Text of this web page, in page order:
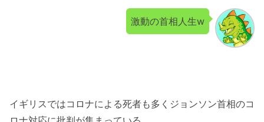
激動の首相人生w
イギリスではコロナによる死者も多くジョンソン首相のコ